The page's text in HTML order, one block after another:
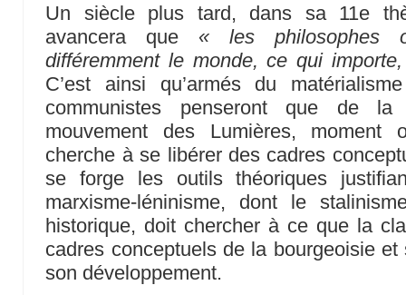
Un siècle plus tard, dans sa 11e
avancera que « les philosophes
différemment le monde, ce qui
C’est ainsi qu’armés du
communistes penseront que de
mouvement des Lumières, moment
cherche à se libérer des cadres
se forge les outils théoriques
marxisme-léninisme, dont le
historique, doit chercher à ce que la
cadres conceptuels de la bourgeoisie
son développement.